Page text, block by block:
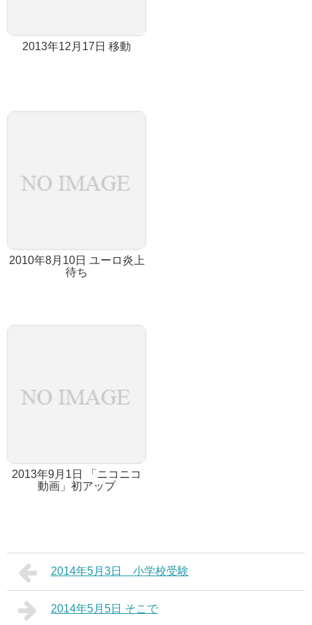
2013年12月17日 移動
2010年8月10日 ユーロ炎上
待ち
2013年9月1日 「ニコニコ
動画」初アップ
2014年5月3日 小学校受験
2014年5月5日 そこで